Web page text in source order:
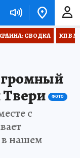
СВОДКА КП В
Твери
ФОТО
с
нашем